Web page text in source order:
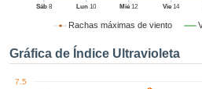
disponible
nuestra
Rachas máximas de viento
Sáb8 Lun 10 Mié 12 Vie 14
Gráfica de Índice Ultravioleta
7.5